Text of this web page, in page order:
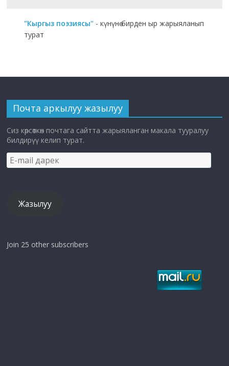
"Кыргыз поэзиясы" - күнүнө бирден ыр жарыяланып
турат
Почта аркылуу жазылуу
Сиз көрсөткөн почтага сайтта жарыяланган макала тууралуу
билдирүү келип турат.
E-
mail
Жазылуу
Join 25 other subscribers